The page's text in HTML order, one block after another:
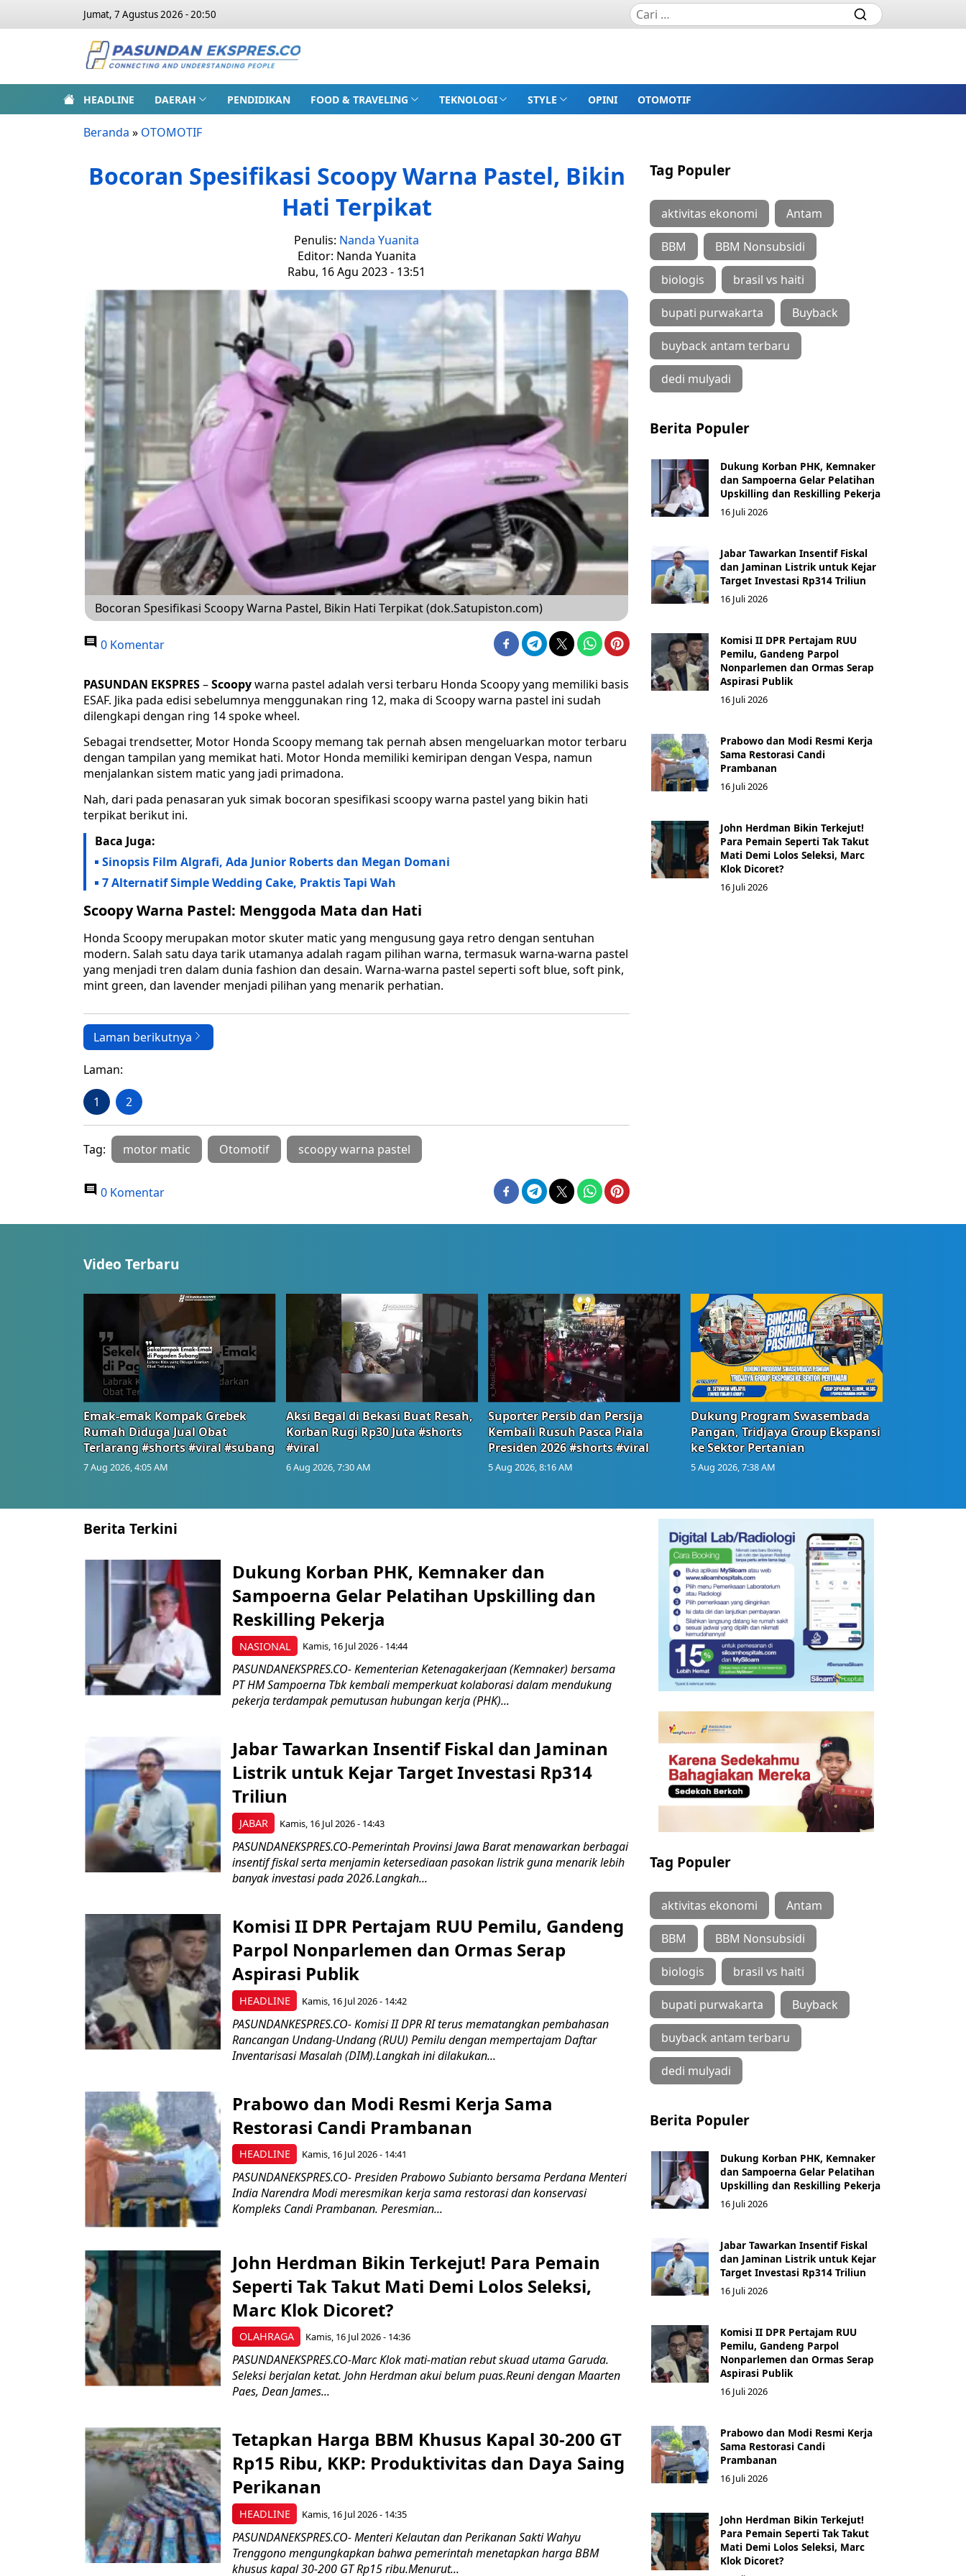
Jumat, 7 Agustus 2026 - 20:50
HEADLINE DAERAH PENDIDIKAN FOOD & TRAVELING TEKNOLOGI STYLE OPINI OTOMOTIF
Beranda » OTOMOTIF
Bocoran Spesifikasi Scoopy Warna Pastel, Bikin
Hati Terpikat
Penulis: Nanda Yuanita
Editor: Nanda Yuanita
Rabu, 16 Agu 2023 - 13:51
Bocoran Spesifikasi Scoopy Warna Pastel, Bikin Hati Terpikat (dok.Satupiston.com)
0 Komentar
PASUNDAN EKSPRES–Scoopywarna pastel adalah versi terbaru Honda Scoopy yang memiliki basis
ESAF. Jika pada edisi sebelumnya menggunakan ring 12, maka di Scoopy warna pastel ini sudah
dilengkapi dengan ring 14 spoke wheel.
Sebagai trendsetter, Motor Honda Scoopy memang tak pernah absen mengeluarkan motor terbaru
dengan tampilan yang memikat hati. Motor Honda memiliki kemiripan dengan Vespa, namun
menjalankan sistem matic yang jadi primadona.
Nah, dari pada penasaran yuk simak bocoran spesifikasi scoopy warna pastel yang bikin hati
terpikat berikut ini.
Baca Juga:
Sinopsis Film Algrafi, Ada Junior Roberts dan Megan Domani
7 Alternatif Simple Wedding Cake, Praktis Tapi Wah
Scoopy Warna Pastel: Menggoda Mata dan Hati
Honda Scoopy merupakan motor skuter matic yang mengusung gaya retro dengan sentuhan
modern. Salah satu daya tarik utamanya adalah ragam pilihan warna, termasuk warna-warna pastel
yang menjadi tren dalam dunia fashion dan desain. Warna-warna pastel seperti soft blue, soft pink,
mint green, dan lavender menjadi pilihan yang menarik perhatian.
Laman berikutnya
Laman:
1 2
Tag: motor matic Otomotif scoopy warna pastel
0 Komentar
Tag Populer
aktivitas ekonomi Antam
BBM BBM Nonsubsidi
biologis brasil vs haiti
bupati purwakarta Buyback
buyback antam terbaru
dedi mulyadi
Berita Populer
Dukung Korban PHK, Kemnaker
dan Sampoerna Gelar Pelatihan
Upskilling dan Reskilling Pekerja
16 Juli 2026
Jabar Tawarkan Insentif Fiskal
dan Jaminan Listrik untuk Kejar
Target Investasi Rp314 Triliun
16 Juli 2026
Komisi II DPR Pertajam RUU
Pemilu, Gandeng Parpol
Nonparlemen dan Ormas Serap
Aspirasi Publik
16 Juli 2026
Prabowo dan Modi Resmi Kerja
Sama Restorasi Candi
Prambanan
16 Juli 2026
John Herdman Bikin Terkejut!
Para Pemain Seperti Tak Takut
Mati Demi Lolos Seleksi, Marc
Klok Dicoret?
16 Juli 2026
Video Terbaru
Emak-emak Kompak Grebek
Rumah Diduga Jual Obat
Terlarang #shorts #viral #subang
7 Aug 2026, 4:05 AM
Aksi Begal di Bekasi Buat Resah,
Korban Rugi Rp30 Juta #shorts
#viral
6 Aug 2026, 7:30 AM
Suporter Persib dan Persija
Kembali Rusuh Pasca Piala
Presiden 2026 #shorts #viral
5 Aug 2026, 8:16 AM
Dukung Program Swasembada
Pangan, Tridjaya Group Ekspansi
ke Sektor Pertanian
5 Aug 2026, 7:38 AM
Berita Terkini
NASIONAL
Dukung Korban PHK, Kemnaker dan
Sampoerna Gelar Pelatihan Upskilling dan
Reskilling Pekerja
Kamis, 16 Jul 2026 - 14:44
PASUNDANEKSPRES.CO- Kementerian Ketenagakerjaan (Kemnaker) bersama
PT HM Sampoerna Tbk kembali memperkuat kolaborasi dalam mendukung
pekerja terdampak pemutusan hubungan kerja (PHK)...
JABAR
Jabar Tawarkan Insentif Fiskal dan Jaminan
Listrik untuk Kejar Target Investasi Rp314
Triliun
Kamis, 16 Jul 2026 - 14:43
PASUNDANEKSPRES.CO-Pemerintah Provinsi Jawa Barat menawarkan berbagai
insentif fiskal serta menjamin ketersediaan pasokan listrik guna menarik lebih
banyak investasi pada 2026.Langkah...
HEADLINE
Komisi II DPR Pertajam RUU Pemilu, Gandeng
Parpol Nonparlemen dan Ormas Serap
Aspirasi Publik
Kamis, 16 Jul 2026 - 14:42
PASUNDANKESPRES.CO- Komisi II DPR RI terus mematangkan pembahasan
Rancangan Undang-Undang (RUU) Pemilu dengan mempertajam Daftar
Inventarisasi Masalah (DIM).Langkah ini dilakukan...
HEADLINE
Prabowo dan Modi Resmi Kerja Sama
Restorasi Candi Prambanan
Kamis, 16 Jul 2026 - 14:41
PASUNDANEKSPRES.CO- Presiden Prabowo Subianto bersama Perdana Menteri
India Narendra Modi meresmikan kerja sama restorasi dan konservasi
Kompleks Candi Prambanan. Peresmian...
OLAHRAGA
John Herdman Bikin Terkejut! Para Pemain
Seperti Tak Takut Mati Demi Lolos Seleksi,
Marc Klok Dicoret?
Kamis, 16 Jul 2026 - 14:36
PASUNDANEKSPRES.CO-Marc Klok mati-matian rebut skuad utama Garuda.
Seleksi berjalan ketat. John Herdman akui belum puas.Reuni dengan Maarten
Paes, Dean James...
HEADLINE
Tetapkan Harga BBM Khusus Kapal 30-200 GT
Rp15 Ribu, KKP: Produktivitas dan Daya Saing
Perikanan
Kamis, 16 Jul 2026 - 14:35
PASUNDANEKSPRES.CO- Menteri Kelautan dan Perikanan Sakti Wahyu
Trenggono mengungkapkan bahwa pemerintah menetapkan harga BBM
khusus kapal 30-200 GT Rp15 ribu.Menurut...
Tag Populer
aktivitas ekonomi Antam
BBM BBM Nonsubsidi
biologis brasil vs haiti
bupati purwakarta Buyback
buyback antam terbaru
dedi mulyadi
Berita Populer
Dukung Korban PHK, Kemnaker
dan Sampoerna Gelar Pelatihan
Upskilling dan Reskilling Pekerja
16 Juli 2026
Jabar Tawarkan Insentif Fiskal
dan Jaminan Listrik untuk Kejar
Target Investasi Rp314 Triliun
16 Juli 2026
Komisi II DPR Pertajam RUU
Pemilu, Gandeng Parpol
Nonparlemen dan Ormas Serap
Aspirasi Publik
16 Juli 2026
Prabowo dan Modi Resmi Kerja
Sama Restorasi Candi
Prambanan
16 Juli 2026
John Herdman Bikin Terkejut!
Para Pemain Seperti Tak Takut
Mati Demi Lolos Seleksi, Marc
Klok Dicoret?